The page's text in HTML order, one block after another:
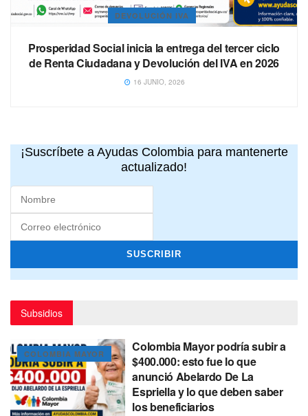
DEVOLUCIÓN IVA
Prosperidad Social inicia la entrega del tercer ciclo
de Renta Ciudadana y Devolución del IVA en 2026
16 JUNIO, 2026
¡Suscríbete a Ayudas Colombia para mantenerte
actualizado!
Subsidios
COLOMBIA MAYOR
Colombia Mayor podría subir a
$400.000: esto fue lo que
anunció Abelardo De La
Espriella y lo que deben saber
los beneficiarios